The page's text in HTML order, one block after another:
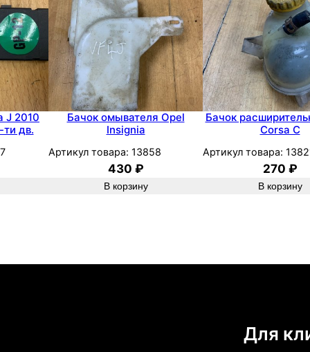
e
c
t
r
C
Z
1
9
D
T
J 2010
ти дв.
Бачок омывателя Opel
Insignia
Артикул товара: 13858
430 ₽
В корзину
Бачок
Corsa C
Артикул товара:
270 ₽
В корзину
Для